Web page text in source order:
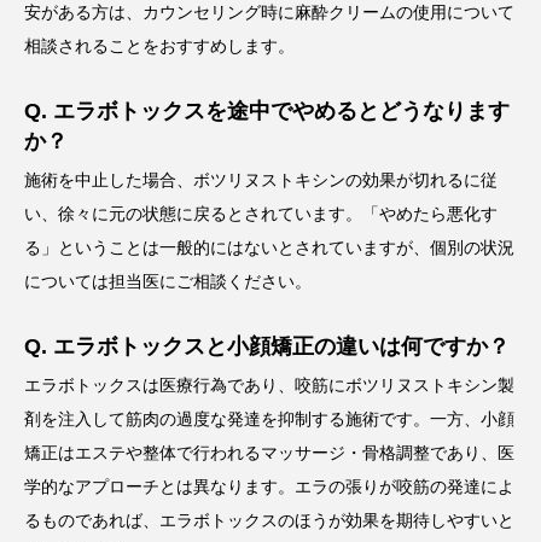
安がある方は、カウンセリング時に麻酔クリームの使用について
相談されることをおすすめします。
Q. エラボトックスを途中でやめるとどうなります
か？
施術を中止した場合、ボツリヌストキシンの効果が切れるに従
い、徐々に元の状態に戻るとされています。「やめたら悪化す
る」ということは一般的にはないとされていますが、個別の状況
については担当医にご相談ください。
Q. エラボトックスと小顔矯正の違いは何ですか？
エラボトックスは医療行為であり、咬筋にボツリヌストキシン製
剤を注入して筋肉の過度な発達を抑制する施術です。一方、小顔
矯正はエステや整体で行われるマッサージ・骨格調整であり、医
学的なアプローチとは異なります。エラの張りが咬筋の発達によ
るものであれば、エラボトックスのほうが効果を期待しやすいと